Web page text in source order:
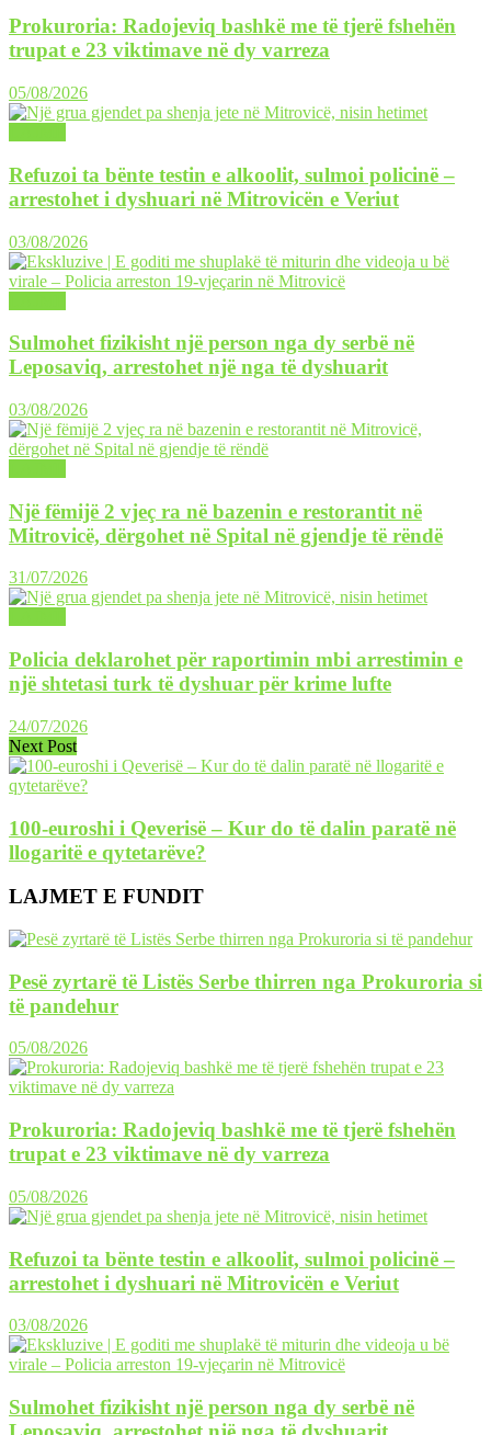
Prokuroria: Radojeviq bashkë me të tjerë fshehën
trupat e 23 viktimave në dy varreza
05/08/2026
Refuzoi ta bënte testin e alkoolit, sulmoi policinë –
arrestohet i dyshuari në Mitrovicën e Veriut
03/08/2026
Sulmohet fizikisht një person nga dy serbë në
Leposaviq, arrestohet një nga të dyshuarit
03/08/2026
Një fëmijë 2 vjeç ra në bazenin e restorantit në
Mitrovicë, dërgohet në Spital në gjendje të rëndë
31/07/2026
Policia deklarohet për raportimin mbi arrestimin e
një shtetasi turk të dyshuar për krime lufte
24/07/2026
Next Post
100-euroshi i Qeverisë – Kur do të dalin paratë në
llogaritë e qytetarëve?
LAJMET E FUNDIT
Pesë zyrtarë të Listës Serbe thirren nga Prokuroria si
të pandehur
05/08/2026
Prokuroria: Radojeviq bashkë me të tjerë fshehën
trupat e 23 viktimave në dy varreza
05/08/2026
Refuzoi ta bënte testin e alkoolit, sulmoi policinë –
arrestohet i dyshuari në Mitrovicën e Veriut
03/08/2026
Sulmohet fizikisht një person nga dy serbë në